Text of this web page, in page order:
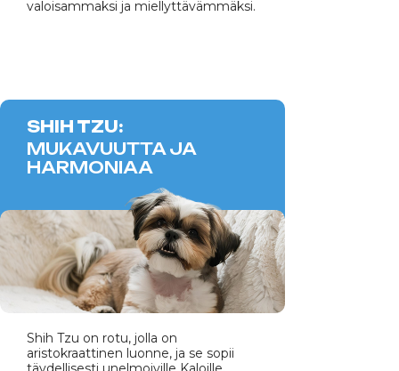
valoisammaksi ja miellyttävämmäksi.
SHIH TZU:
MUKAVUUTTA JA
HARMONIAA
Shih Tzu on rotu, jolla on
aristokraattinen luonne, ja se sopii